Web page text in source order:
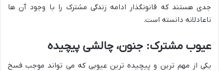
جدی هستند که قانونگذار ادامه زندگی مشترک را با وجود آن ها
ناعادلانه دانسته است.
عیوب مشترک: جنون، چالشی پیچیده
یکی از مهم ترین و پیچیده ترین عیوبی که می تواند موجب فسخ